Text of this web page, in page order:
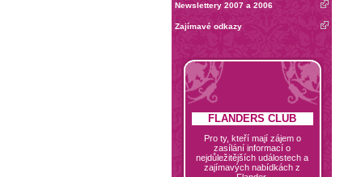
Newslettery 2007 a 2006
Zajímavé odkazy
FLANDERS CLUB
Pro ty, kteří mají zájem o
zasílání informací o
nejdůležitějších událostech a
zajímavých nabídkách z